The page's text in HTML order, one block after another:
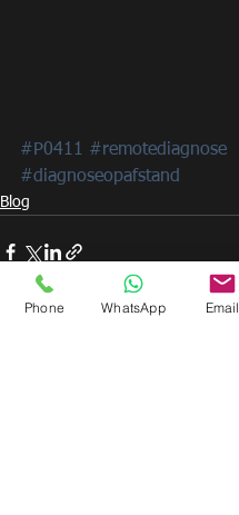
#P0411 #remotediagnose
#diagnoseopafstand
Blog
Phone WhatsApp Email